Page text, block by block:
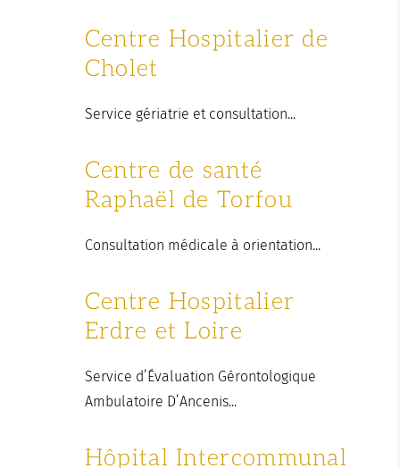
Centre Hospitalier de
Cholet
Service gériatrie et consultation...
Centre de santé
Raphaël de Torfou
Consultation médicale à orientation...
Centre Hospitalier
Erdre et Loire
Service d’Évaluation Gérontologique
Ambulatoire D’Ancenis...
Hôpital Intercommunal